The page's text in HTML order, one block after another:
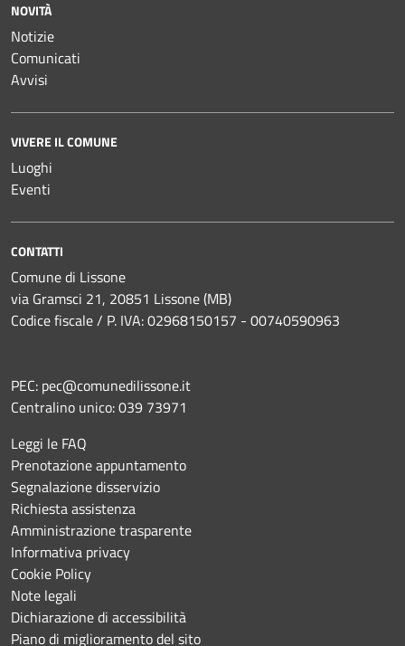
NOVITÀ
Notizie
Comunicati
Avvisi
VIVERE IL COMUNE
Luoghi
Eventi
CONTATTI
Comune di Lissone
via Gramsci 21, 20851 Lissone (MB)
Codice fiscale / P. IVA: 02968150157 - 00740590963
PEC: pec@comunedilissone.it
Centralino unico:039 73971
Leggi le FAQ
Prenotazione appuntamento
Segnalazione disservizio
Richiesta assistenza
Amministrazione trasparente
Informativa privacy
Cookie Policy
Note legali
Dichiarazione di accessibilità
Piano di miglioramento del sito